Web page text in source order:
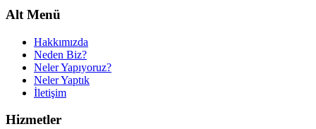
Alt Menü
Hakkımızda
Neden Biz?
Neler Yapıyoruz?
Neler Yaptık
İletişim
Hizmetler